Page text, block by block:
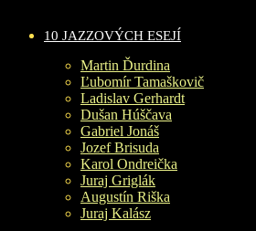
10 JAZZOVÝCH ESEJÍ
Martin Ďurdina
Ľubomír Tamaškovič
Ladislav Gerhardt
Dušan Húščava
Gabriel Jonáš
Jozef Brisuda
Karol Ondreička
Juraj Griglák
Augustín Riška
Juraj Kalász